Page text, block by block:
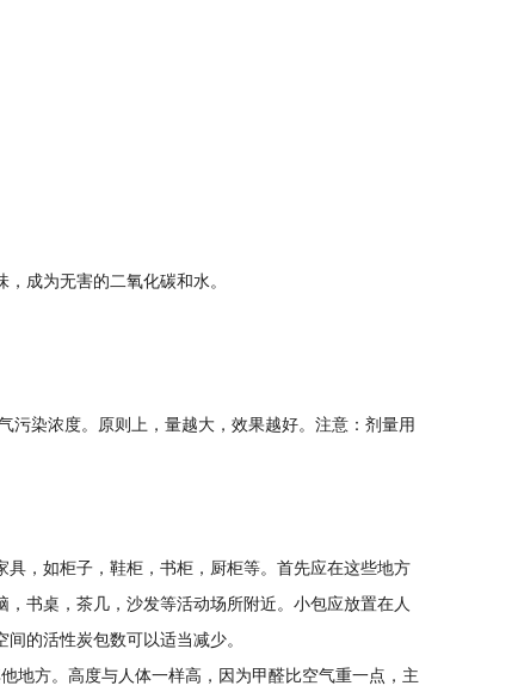
成为无害的二氧化碳和水。
污染浓度。原则上，量越大，效果越好。注意：剂量用
，如柜子，鞋柜，书柜，厨柜等。首先应在这些地方
书桌，茶几，沙发等活动场所附近。小包应放置在人
的活性炭包数可以适当减少。
地方。高度与人体一样高，因为甲醛比空气重一点，主